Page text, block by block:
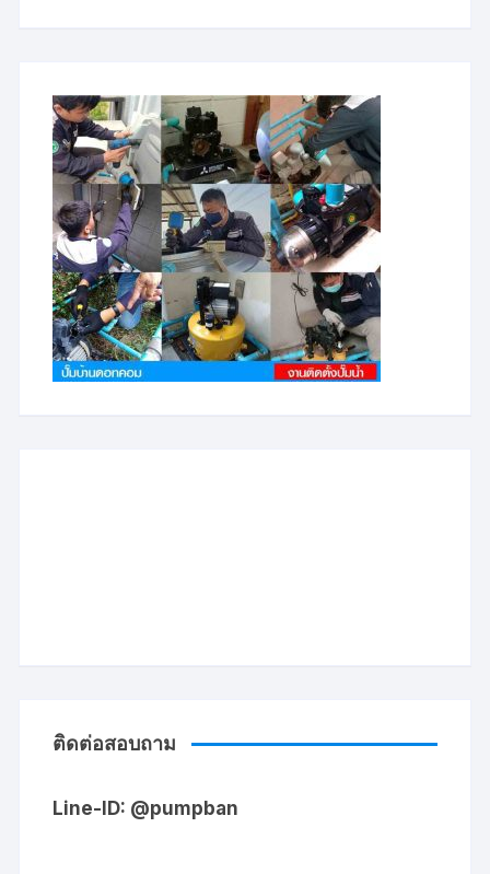
ติดต่อสอบถาม
Line-ID: @pumpban